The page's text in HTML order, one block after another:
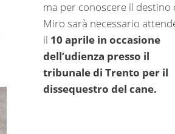
ma per conoscere il destino
Miro sarà necessario
il 10 aprile in occasione
dell’udienza presso il
tribunale di Trento per il
dissequestro del cane.